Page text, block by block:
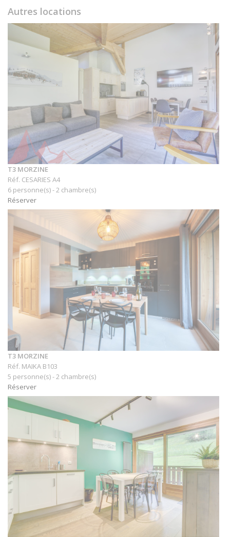
Autres locations
T3 MORZINE
Réf. CESARIES A4
6 personne(s) - 2 chambre(s)
Réserver
T3 MORZINE
Réf. MAIKA B103
5 personne(s) - 2 chambre(s)
Réserver